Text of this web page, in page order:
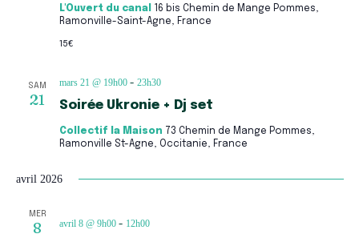
L'Ouvert du canal
16 bis Chemin de Mange Pommes,
Ramonville-Saint-Agne, France
15€
SAM
21 Soirée Ukronie + Dj set
mars 21 @ 19h00- 23h30
Collectif la Maison 73 Chemin de Mange Pommes,
Ramonville St-Agne, Occitanie, France
avril 2026
MER
8 avril 8 @ 9h00- 12h00